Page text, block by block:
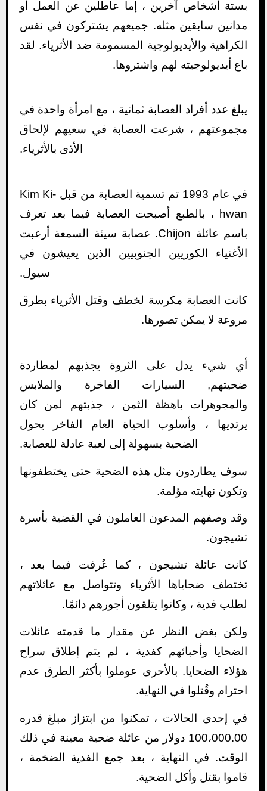
بستة أشخاص آخرين ، إما عاطلين عن العمل أو
مدانين سابقين مثله. جميعهم يشتركون في نفس
الكراهية والأيديولوجية المسمومة ضد الأثرياء. لقد
باع أيديولوجيته لهم واشتروها.
يبلغ عدد أفراد العصابة ثمانية ، مع امرأة واحدة في
مجموعتهم ، شرعت العصابة في سعيهم لإلحاق
الأذى بالأثرياء.
في عام 1993 تم تسمية العصابة من قبل Kim Ki-
hwan ، بالطبع أصبحت العصابة فيما بعد تعرف
باسم عائلة Chijon. عصابة سيئة السمعة أرعبت
الأغنياء الكوريين الجنوبيين الذين يعيشون في
سيول.
كانت العصابة مكرسة لخطف وقتل الأثرياء بطرق
مروعة لا يمكن تصورها.
أي شيء يدل على الثروة يجذبهم لمطاردة
ضحيتهم, السيارات الفاخرة والملابس
والمجوهرات باهظة الثمن ، جذبتهم لمن كان
يرتديها ، وأسلوب الحياة العام الفاخر يحول
الضحية بسهولة إلى لعبة عادلة للعصابة.
سوف يطاردون مثل هذه الضحية حتى يختطفونها
وتكون نهايته مؤلمة.
وقد وصفهم المدعون العاملون في القضية بأسرة
تشيجون.
كانت عائلة تشيجون ، كما عُرفت فيما بعد ،
تختطف ضحاياها الأثرياء وتتواصل مع عائلاتهم
لطلب فدية ، وكانوا يتلقون أجورهم دائمًا.
ولكن بغض النظر عن مقدار ما قدمته عائلات
الضحايا وأحبائهم كفدية ، لم يتم إطلاق سراح
هؤلاء الضحايا. بالأحرى عوملوا بأكثر الطرق عدم
احترام وقُتلوا في النهاية.
في إحدى الحالات ، تمكنوا من ابتزاز مبلغ قدره
100،000.00 دولار من عائلة ضحية معينة في ذلك
الوقت. في النهاية ، بعد جمع الفدية الضخمة ،
قاموا بقتل وأكل الضحية.